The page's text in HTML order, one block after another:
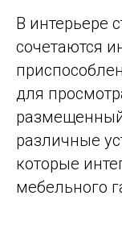
В интерьере
сочетаются
для
размещенный
различные
которые
мебельного